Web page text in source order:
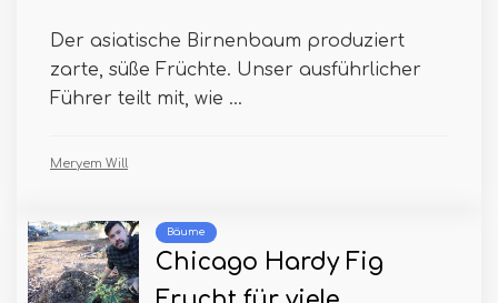
Der asiatische Birnenbaum produziert
zarte, süße Früchte. Unser ausführlicher
Führer teilt mit, wie ...
Meryem Will
Bäume
Chicago Hardy Fig